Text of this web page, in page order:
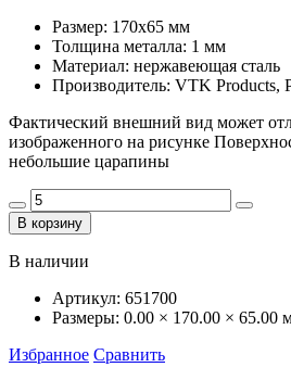
Размер: 170х65 мм
Толщина металла: 1 мм
Материал: нержавеющая сталь
Производитель: VTK Products,
Фактический внешний вид может
изображенного на рисунке
небольшие царапины
В корзину
В наличии
Артикул: 651700
Размеры: 0.00 × 170.00 × 65.00
Избранное Сравнить